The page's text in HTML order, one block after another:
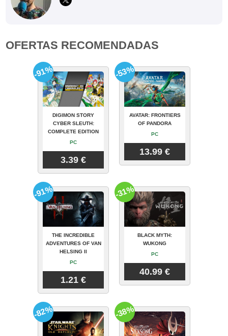
OFERTAS RECOMENDADAS
DIGIMON STORY
CYBER SLEUTH:
COMPLETE EDITION
PC
3.39 €
-91%
AVATAR: FRONTIERS
OF PANDORA
PC
13.99 €
-53%
THE INCREDIBLE
ADVENTURES OF VAN
HELSING II
PC
1.21 €
-91%
BLACK MYTH:
WUKONG
PC
40.99 €
-31%
-82% -38%